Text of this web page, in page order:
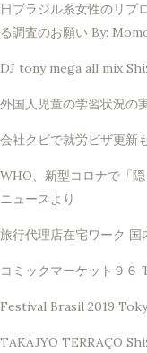
日ブラジル系女性のリプ
る調査のお願い By:
DJ tony mega all mix
外国人児童の学習状況の
会社クビで就労ビザ更新
WHO、新型コロナで「
ニュースより
旅行代理店在宅ワーク 国
コミックマーケット９６
Festival Brasil 2019
TAKAJYO TERRAÇO